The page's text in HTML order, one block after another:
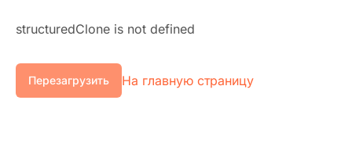
structuredClone is not defined
Перезагрузить На главную страницу